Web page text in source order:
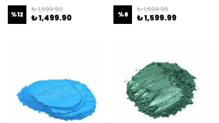
%12
₺ 1,699.90
₺ 1,499.90 %6
₺ 1,699.99
₺ 1,599.99